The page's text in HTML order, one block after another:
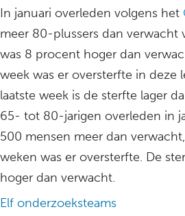
In januari overleden volgens het
meer 80-plussers dan verwacht
was 8 procent hoger dan
week was er oversterfte in deze
laatste week is de sterfte lager
65- tot 80-jarigen overleden in
500 mensen meer dan
weken was er oversterfte. De
hoger dan verwacht.
Elf onderzoeksteams